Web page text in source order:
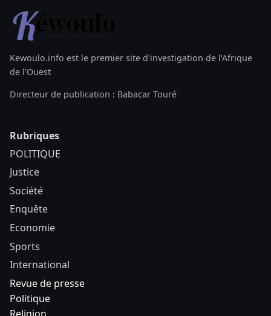
Kewoulo.info est le premier site d'investigation de l'Afrique
de l'Ouest
Directeur de publication : Babacar Touré
Rubriques
POLITIQUE
Justice
Société
Enquête
Economie
Sports
International
Revue de presse
Politique